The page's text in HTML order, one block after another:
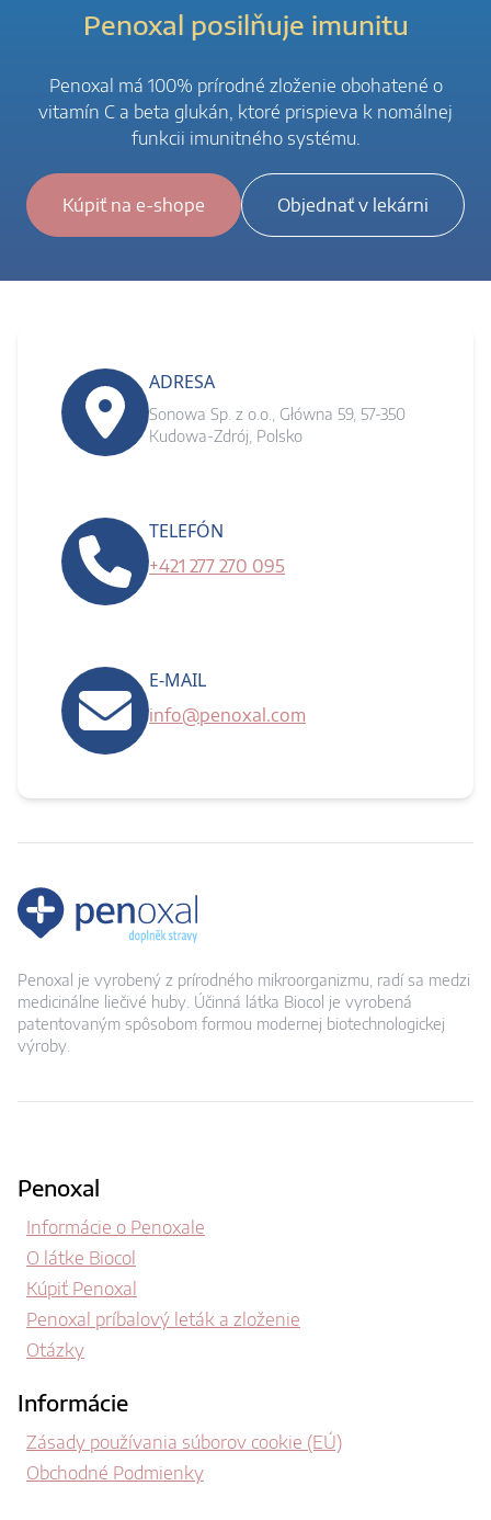
Penoxal posilňuje imunitu
Penoxal má 100% prírodné zloženie obohatené o
vitamín C a beta glukán, ktoré prispieva k nomálnej
funkcii imunitného systému.
Kúpiť na e-shope Objednať v lekárni
ADRESA
Sonowa Sp. z o.o., Główna 59, 57-350
Kudowa-Zdrój, Polsko
TELEFÓN
+421 277 270 095
E-MAIL
info@penoxal.com
Penoxal je vyrobený z prírodného mikroorganizmu, radí sa medzi
medicinálne liečivé huby. Účinná látka Biocol je vyrobená
patentovaným spôsobom formou modernej biotechnologickej
výroby.
Penoxal
Informácie o Penoxale
O látke Biocol
Kúpiť Penoxal
Penoxal príbalový leták a zloženie
Otázky
Informácie
Zásady používania súborov cookie (EÚ)
Obchodné Podmienky